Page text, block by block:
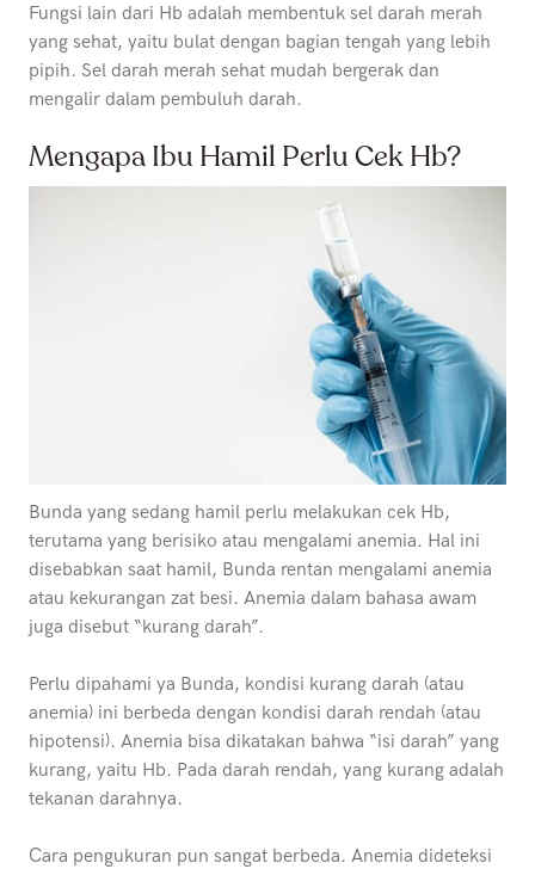
Fungsi lain dari Hb adalah membentuk sel darah merah
yang sehat, yaitu bulat dengan bagian tengah yang lebih
pipih. Sel darah merah sehat mudah bergerak dan
mengalir dalam pembuluh darah.
Mengapa Ibu Hamil Perlu Cek Hb?
Bunda yang sedang hamil perlu melakukan cek Hb,
terutama yang berisiko atau mengalami anemia. Hal ini
disebabkan saat hamil, Bunda rentan mengalami anemia
atau kekurangan zat besi. Anemia dalam bahasa awam
juga disebut “kurang darah”.
Perlu dipahami ya Bunda, kondisi kurang darah (atau
anemia) ini berbeda dengan kondisi darah rendah (atau
hipotensi). Anemia bisa dikatakan bahwa “isi darah” yang
kurang, yaitu Hb. Pada darah rendah, yang kurang adalah
tekanan darahnya.
Cara pengukuran pun sangat berbeda. Anemia dideteksi